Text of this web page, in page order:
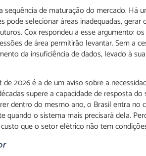
de maturação do mercado. Há
pode selecionar áreas inadequadas,
Cox respondeu a esse argumento:
de área permitirão levantar. Sem a
da insuficiência de dados, levado à
2026 é a de um aviso sobre a
supere a capacidade de resposta
dentro do mesmo ano, o Brasil entra no
quando o sistema mais precisará dela.
que o setor elétrico não tem